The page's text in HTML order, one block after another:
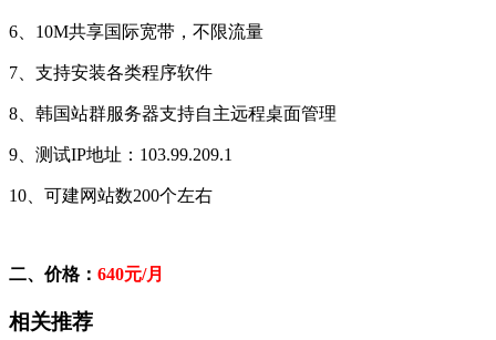
6、10M共享国际宽带，不限流量
7、支持安装各类程序软件
8、韩国站群服务器支持自主远程桌面管理
9、测试IP地址：103.99.209.1
10、可建网站数200个左右
二、价格： 640元/月
相关推荐